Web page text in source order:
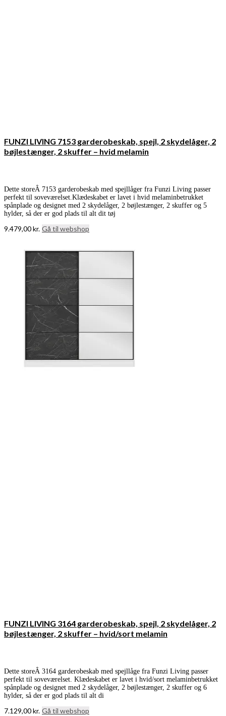
FUNZI LIVING 7153 garderobeskab, spejl, 2 skydelåger, 2
bøjlestænger, 2 skuffer – hvid melamin
Dette storeÂ 7153 garderobeskab med spejllåger fra Funzi Living passer
perfekt til soveværelset.Klædeskabet er lavet i hvid melaminbetrukket
spånplade og designet med 2 skydelåger, 2 bøjlestænger, 2 skuffer og 5
hylder, så der er god plads til alt dit tøj
9.479,00kr. Gå til webshop
FUNZI LIVING 3164 garderobeskab, spejl, 2 skydelåger, 2
bøjlestænger, 2 skuffer – hvid/sort melamin
Dette storeÂ 3164 garderobeskab med spejllåge fra Funzi Living passer
perfekt til soveværelset. Klædeskabet er lavet i hvid/sort melaminbetrukket
spånplade og designet med 2 skydelåger, 2 bøjlestænger, 2 skuffer og 6
hylder, så der er god plads til alt di
7.129,00kr. Gå til webshop